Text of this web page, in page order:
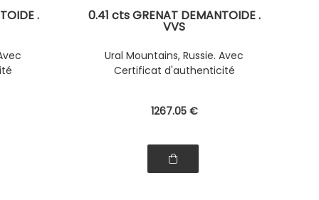
. 0.41 cts GRENAT DEMANTOIDE .
VVS
Ural Mountains, Russie. Avec
Certificat d'authenticité
1267.05 €